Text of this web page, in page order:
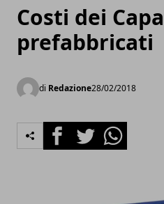
Costi dei
prefabbricati
di Redazione28/02/2018
FacebookTwitterWhatsapp